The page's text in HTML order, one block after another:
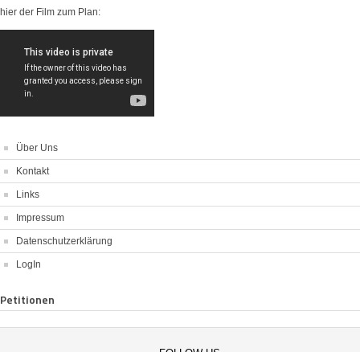
hier der Film zum Plan:
Über Uns
Kontakt
Links
Impressum
Datenschutzerklärung
LogIn
Petitionen